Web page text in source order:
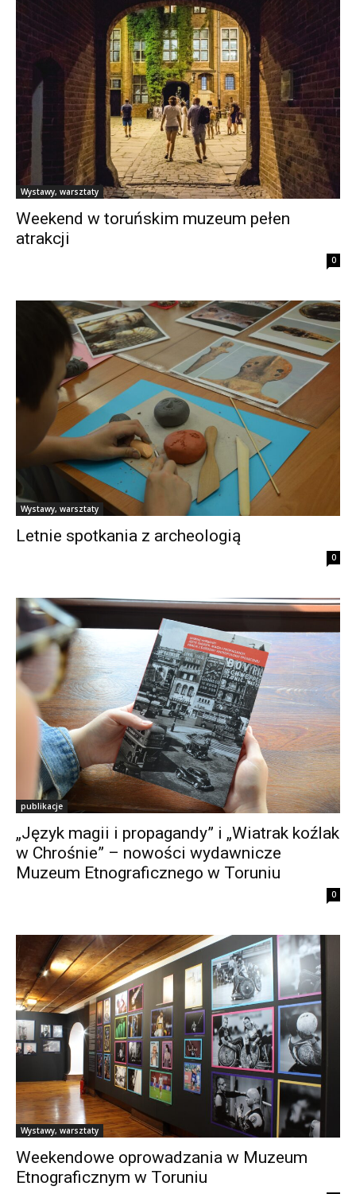
Wystawy, warsztaty
Weekend w toruńskim muzeum pełen
atrakcji
0
Wystawy, warsztaty
Letnie spotkania z archeologią
0
publikacje
„Język magii i propagandy” i „Wiatrak koźlak
w Chrośnie” – nowości wydawnicze
Muzeum Etnograficznego w Toruniu
0
Wystawy, warsztaty
Weekendowe oprowadzania w Muzeum
Etnograficznym w Toruniu